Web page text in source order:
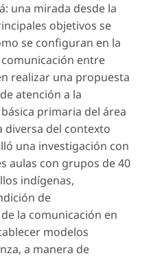
una mirada desde la
objetivos se
se configuran en la
entre
realizar una propuesta
atención a la
primaria del área
diversa del contexto
una investigación con
aulas con grupos de 40
indígenas,
de
la comunicación en
modelos
a manera de